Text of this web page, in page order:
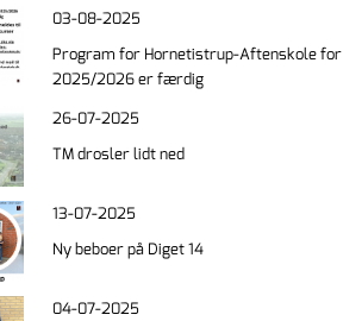
03-08-2025
Program for Hornetistrup-Aftenskole for
2025/2026 er færdig
26-07-2025
TM drosler lidt ned
13-07-2025
Ny beboer på Diget 14
04-07-2025